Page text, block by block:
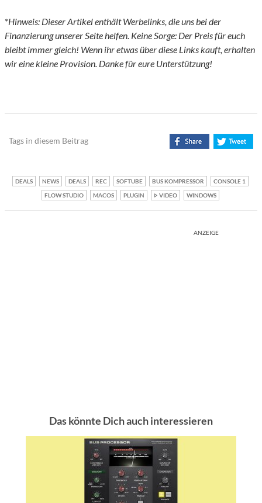
*Hinweis: Dieser Artikel enthält Werbelinks, die uns bei der
Finanzierung unserer Seite helfen. Keine Sorge: Der Preis für euch
bleibt immer gleich! Wenn ihr etwas über diese Links kauft, erhalten
wir eine kleine Provision. Danke für eure Unterstützung!
Tags in diesem Beitrag
DEALS NEWS DEALS REC SOFTUBE BUS KOMPRESSOR
CONSOLE 1
FLOW STUDIO
MACOS PLUGIN VIDEO WINDOWS
ANZEIGE
Das könnte Dich auch interessieren